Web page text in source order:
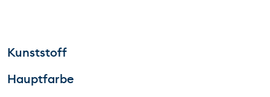
Kunststoff
Hauptfarbe